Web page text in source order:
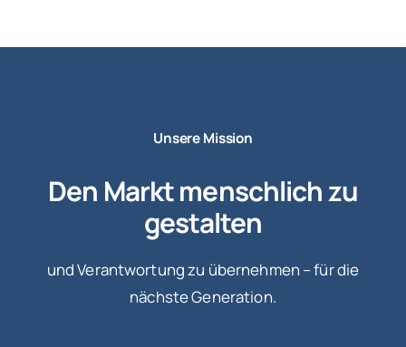
Unsere Mission
Den Markt menschlich zu
gestalten
und Verantwortung zu übernehmen – für die
nächste Generation.